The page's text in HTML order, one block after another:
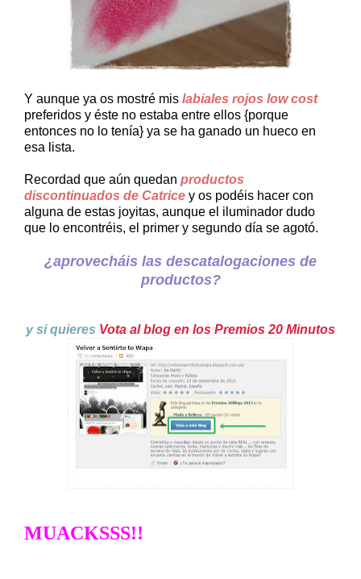
Y aunque ya os mostré mis labiales rojos low cost
preferidos y éste no estaba entre ellos {porque
entonces no lo tenía} ya se ha ganado un hueco en
esa lista.
Recordad que aún quedan productos
discontinuados de Catrice y os podéis hacer con
alguna de estas joyitas, aunque el iluminador dudo
que lo encontréis, el primer y segundo día se agotó.
¿aprovecháis las descatalogaciones de
productos?
y si quieres Vota al blog en los Premios 20 Minutos
MUACKSSS!!